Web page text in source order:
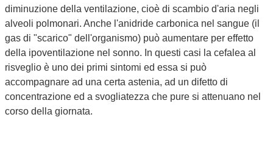
diminuzione della ventilazione, cioè di scambio d'aria negli
alveoli polmonari. Anche l'anidride carbonica nel sangue (il
gas di "scarico" dell'organismo) può aumentare per effetto
della ipoventilazione nel sonno. In questi casi la cefalea al
risveglio è uno dei primi sintomi ed essa si può
accompagnare ad una certa astenia, ad un difetto di
concentrazione ed a svogliatezza che pure si attenuano nel
corso della giornata.